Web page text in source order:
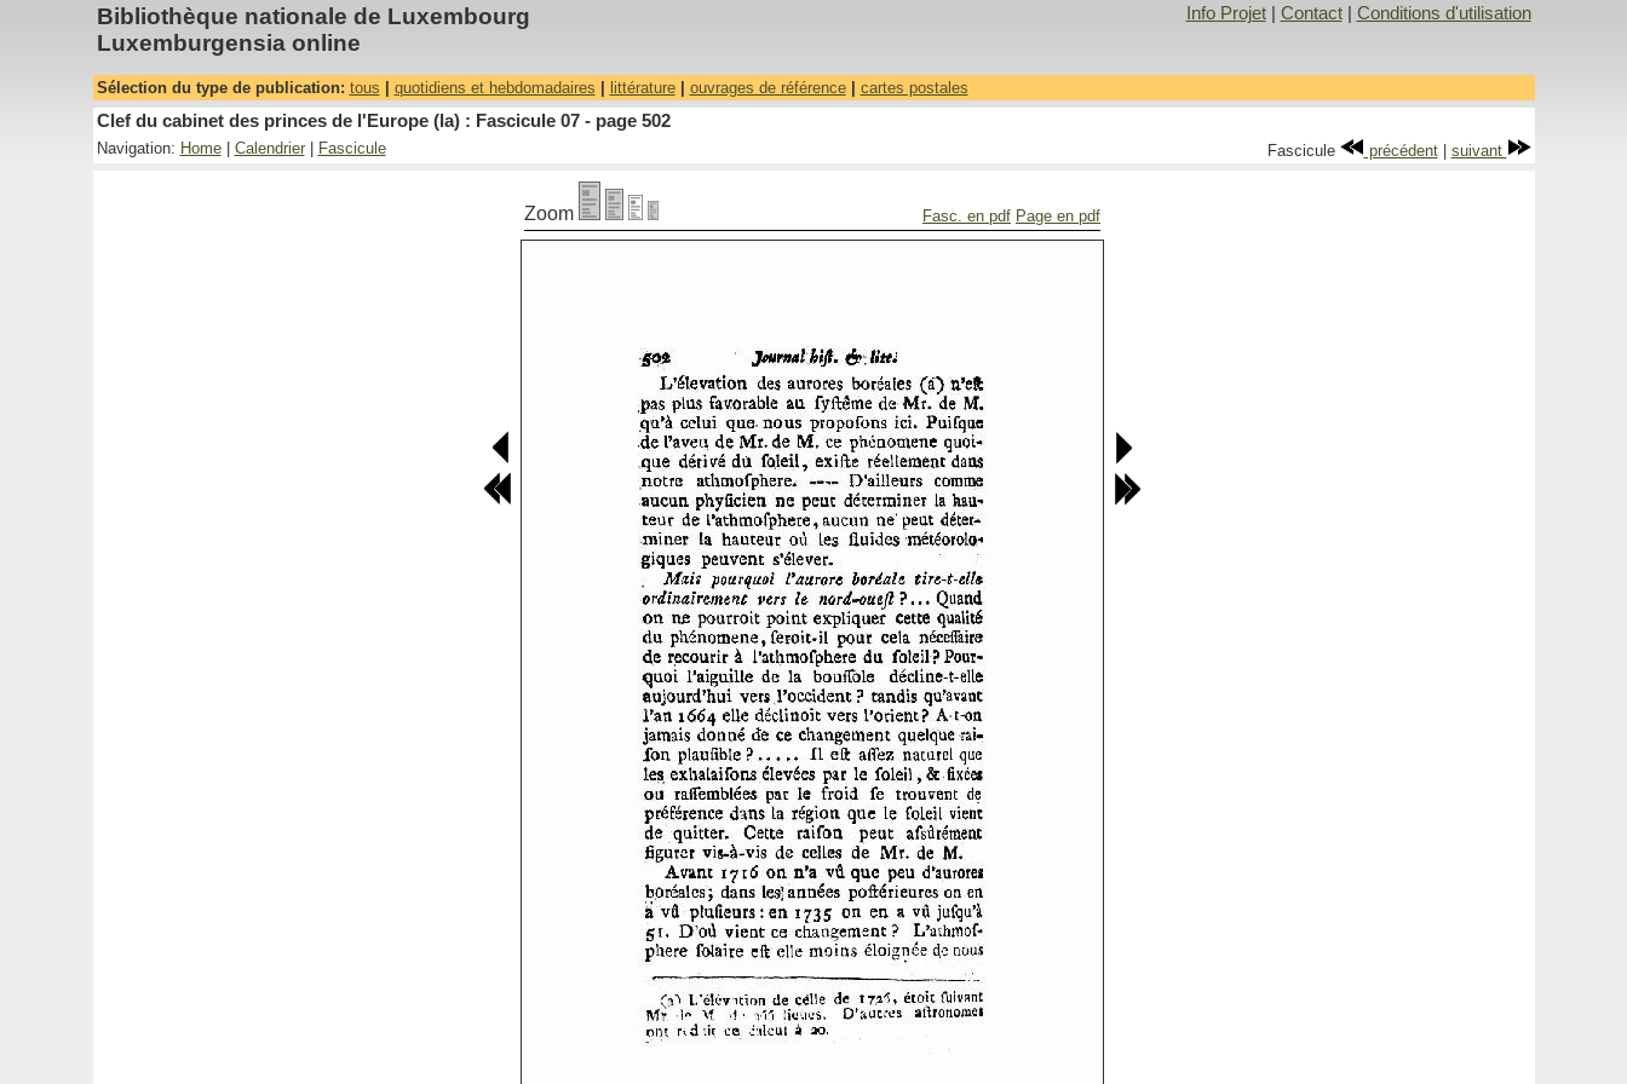
Bibliothèque nationale de Luxembourg
Luxemburgensia online
Info Projet| Contact| Conditions d'utilisation
Sélection du type de publication: tous quotidiens et hebdomadaires littérature| ouvrages de référence| cartes postales
Clef du cabinet des princes de l'Europe (la) : Fascicule 07 - page 502
Navigation: Home| Calendrier| Fascicule Fascicule précédent| suivant
Zoom Fasc. en pdf Page en pdf